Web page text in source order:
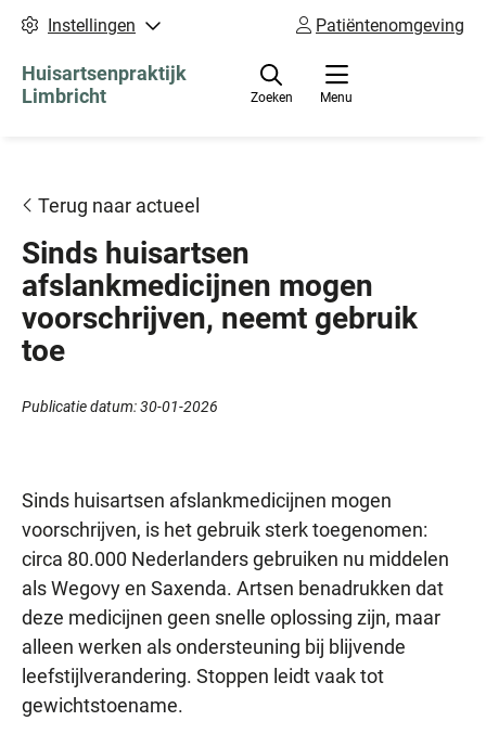
Instellingen Patiëntenomgeving
Huisartsenpraktijk
Limbricht
Menu
Zoeken
Sinds huisartsen
afslankmedicijnen mogen
voorschrijven, neemt gebruik
toe
Terug naar actueel
Publicatie datum:30-01-2026
Sinds huisartsen afslankmedicijnen mogen
voorschrijven, is het gebruik sterk toegenomen:
circa 80.000 Nederlanders gebruiken nu middelen
als Wegovy en Saxenda. Artsen benadrukken dat
deze medicijnen geen snelle oplossing zijn, maar
alleen werken als ondersteuning bij blijvende
leefstijlverandering. Stoppen leidt vaak tot
gewichtstoename.